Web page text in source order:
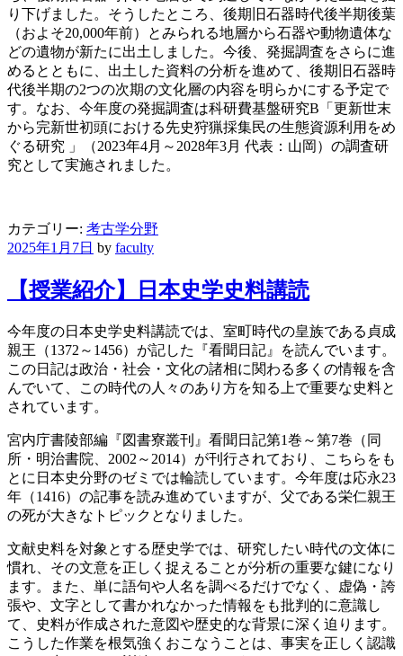
り下げました。そうしたところ、後期旧石器時代後半期後葉
（およそ20,000年前）とみられる地層から石器や動物遺体な
どの遺物が新たに出土しました。今後、発掘調査をさらに進
めるとともに、出土した資料の分析を進めて、後期旧石器時
代後半期の2つの次期の文化層の内容を明らかにする予定で
す。なお、今年度の発掘調査は科研費基盤研究B「更新世末
から完新世初頭における先史狩猟採集民の生態資源利用をめ
ぐる研究 」（2023年4月～2028年3月 代表：山岡）の調査研
究として実施されました。
カテゴリー: 考古学分野
2025年1月7日 by faculty
【授業紹介】日本史学史料講読
今年度の日本史学史料講読では、室町時代の皇族である貞成
親王（1372～1456）が記した『看聞日記』を読んでいます。
この日記は政治・社会・文化の諸相に関わる多くの情報を含
んでいて、この時代の人々のあり方を知る上で重要な史料と
されています。
宮内庁書陵部編『図書寮叢刊』看聞日記第1巻～第7巻（同
所・明治書院、2002～2014）が刊行されており、こちらをも
とに日本史分野のゼミでは輪読しています。今年度は応永23
年（1416）の記事を読み進めていますが、父である栄仁親王
の死が大きなトピックとなりました。
文献史料を対象とする歴史学では、研究したい時代の文体に
慣れ、その文意を正しく捉えることが分析の重要な鍵になり
ます。また、単に語句や人名を調べるだけでなく、虚偽・誇
張や、文字として書かれなかった情報をも批判的に意識し
て、史料が作成された意図や歴史的な背景に深く迫ります。
こうした作業を根気強くおこなうことは、事実を正しく認識